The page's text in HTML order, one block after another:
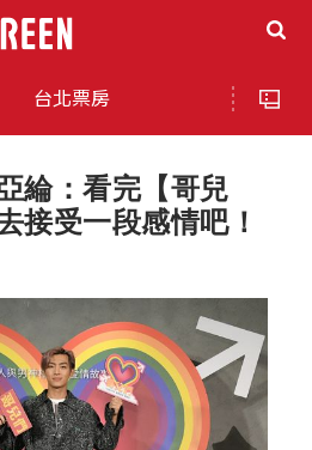
台北票房
綸：看完【哥兒
接受一段感情吧！